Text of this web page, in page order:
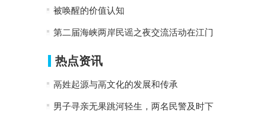
被唤醒的价值认知
第二届海峡两岸民谣之夜交流活动在江门
热点资讯
鬲姓起源与鬲文化的发展和传承
男子寻亲无果跳河轻生，两名民警及时下